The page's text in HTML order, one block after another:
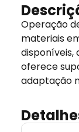
Operação
materiais
disponíveis,
oferece
adaptação